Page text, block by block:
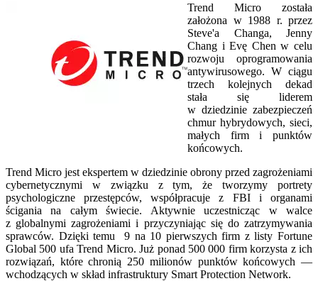
Trend Micro została
założona w 1988 r. przez
Steve'a Changa, Jenny
Chang i Evę Chen w celu
rozwoju oprogramowania
antywirusowego. W ciągu
trzech kolejnych dekad
stała się liderem
w dziedzinie zabezpieczeń
chmur hybrydowych, sieci,
małych firm i punktów
końcowych.
Trend Micro jest ekspertem w dziedzinie obrony przed zagrożeniami
cybernetycznymi w związku z tym, że tworzymy portrety
psychologiczne przestępców, współpracuje z FBI i organami
ścigania na całym świecie. Aktywnie uczestnicząc w walce
z globalnymi zagrożeniami i przyczyniając się do zatrzymywania
sprawców. Dzięki temu 9 na 10 pierwszych firm z listy Fortune
Global 500 ufa Trend Micro. Już ponad 500 000 firm korzysta z ich
rozwiązań, które chronią 250 milionów punktów końcowych —
wchodzących w skład infrastruktury Smart Protection Network.